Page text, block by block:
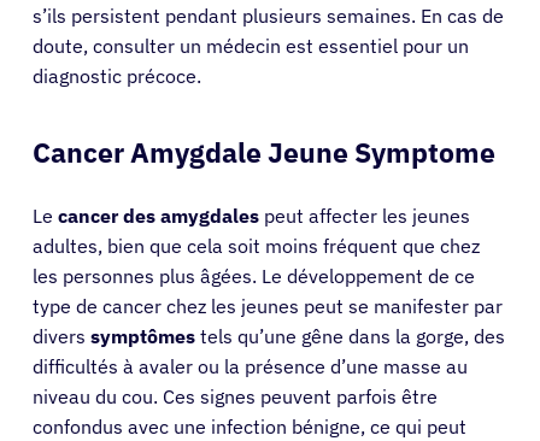
s’ils persistent pendant plusieurs semaines. En cas de
doute, consulter un médecin est essentiel pour un
diagnostic précoce.
Cancer Amygdale Jeune Symptome
Le cancer des amygdales peut affecter les jeunes
adultes, bien que cela soit moins fréquent que chez
les personnes plus âgées. Le développement de ce
type de cancer chez les jeunes peut se manifester par
divers symptômes tels qu’une gêne dans la gorge, des
difficultés à avaler ou la présence d’une masse au
niveau du cou. Ces signes peuvent parfois être
confondus avec une infection bénigne, ce qui peut